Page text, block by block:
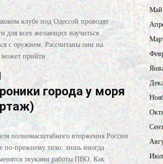
клубе под Одессой проводят
для всех желающих научиться
с оружием. Рассчитаны они на
может прийти
города у моря
полномасштабного вторжения России
по-прежнему тихо: лишь иногда
звуками работы ПВО. Как
Май